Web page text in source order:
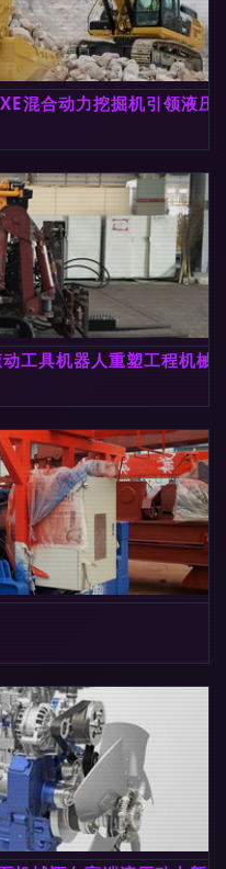
混合动力挖掘机引领液压
工具机器人重塑工程机械